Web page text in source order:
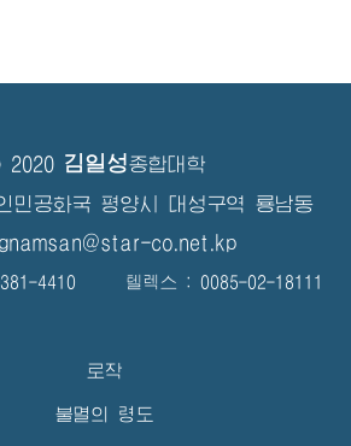
2020 김일성종합대학
민공화국 평양시 대성구역 룡남동
co.net.kp
381-4410 텔렉스 : 0085-02-18111
로작
불멸의 령도